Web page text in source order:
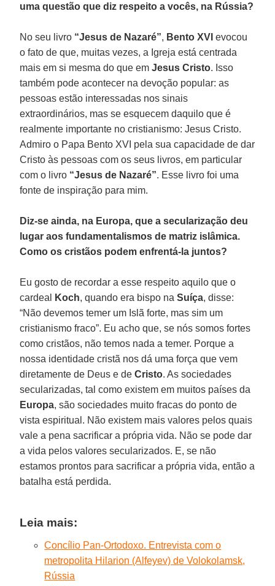
uma questão que diz respeito a vocês, na Rússia?
No seu livro “Jesus de Nazaré”, Bento XVI evocou
o fato de que, muitas vezes, a Igreja está centrada
mais em si mesma do que emJesus Cristo. Isso
também pode acontecer na devoção popular: as
pessoas estão interessadas nos sinais
extraordinários, mas se esquecem daquilo que é
realmente importante no cristianismo: Jesus Cristo.
Admiro o Papa Bento XVI pela sua capacidade de dar
Cristo às pessoas com os seus livros, em particular
com o livro “Jesus de Nazaré”. Esse livro foi uma
fonte de inspiração para mim.
Diz-se ainda, na Europa, que a secularização deu
lugar aos fundamentalismos de matriz islâmica.
Como os cristãos podem enfrentá-la juntos?
Eu gosto de recordar a esse respeito aquilo que o
cardeal
Koch, quando era bispo naSuíça, disse:
“Não devemos temer um Islã forte, mas sim um
cristianismo fraco”. Eu acho que, se nós somos fortes
como cristãos, não temos nada a temer. Porque a
nossa identidade cristã nos dá uma força que vem
diretamente de Deus e deCristo. As sociedades
secularizadas, tal como existem em muitos países da
Europa, são sociedades muito fracas do ponto de
vista espiritual. Não existem mais valores pelos quais
vale a pena sacrificar a própria vida. Não se pode dar
a vida pelos valores secularizados. E, se não
estamos prontos para sacrificar a própria vida, então a
batalha está perdida.
Leia mais:
Concílio Pan-Ortodoxo. Entrevista com o
metropolita Hilarion (Alfeyev) de Volokolamsk,
Rússia